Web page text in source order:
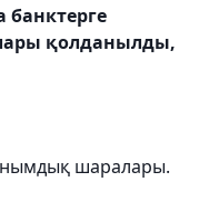
банктерге
қолданылды,
шаралары.